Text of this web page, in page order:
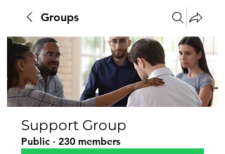
Groups
Support Group
Public · 230 members